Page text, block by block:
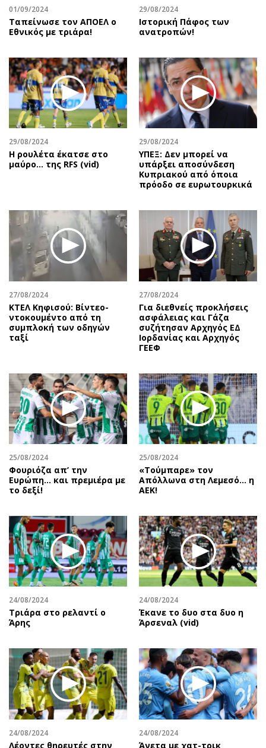
01/09/2024
Ταπείνωσε τον ΑΠΟΕΛ ο
Εθνικός με τριάρα!
29/08/2024
Ιστορική Πάφος των
ανατροπών!
29/08/2024
Η ρουλέτα έκατσε στο
μαύρο… της RFS (vid)
29/08/2024
ΥΠΕΞ: Δεν μπορεί να
υπάρξει αποσύνδεση
Κυπριακού από όποια
πρόοδο σε ευρωτουρκικά
27/08/2024
ΚΤΕΛ Κηφισού: Βίντεο-
ντοκουμέντο από τη
συμπλοκή των οδηγών
ταξί
27/08/2024
Για διεθνείς προκλήσεις
ασφάλειας και Γάζα
συζήτησαν Αρχηγός ΕΔ
Ιορδανίας και Αρχηγός
ΓΕΕΦ
25/08/2024
Φουριόζα απ’ την
Ευρώπη… και πρεμιέρα με
το δεξί!
25/08/2024
«Τούμπαρε» τον
Απόλλωνα στη Λεμεσό… η
ΑΕΚ!
24/08/2024
Τριάρα στο ρελαντί ο
Άρης
24/08/2024
Έκανε το δυο στα δυο η
Άρσεναλ (vid)
24/08/2024
Λέοντες θηρευτές στην
24/08/2024
Άνετα με χατ-τρικ